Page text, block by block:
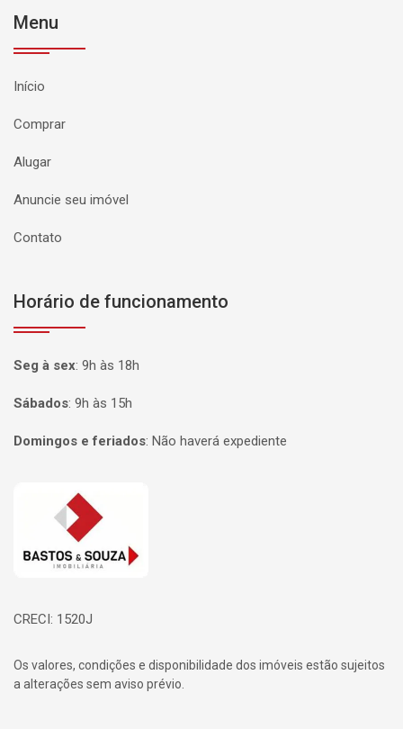
Menu
Início
Comprar
Alugar
Anuncie seu imóvel
Contato
Horário de funcionamento
Seg à sex: 9h às 18h
Sábados: 9h às 15h
Domingos e feriados: Não haverá expediente
Página inicial
CRECI: 1520J
Os valores, condições e disponibilidade dos imóveis estão sujeitos
a alterações sem aviso prévio.